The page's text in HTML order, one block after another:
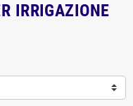
IRRIGAZIONE